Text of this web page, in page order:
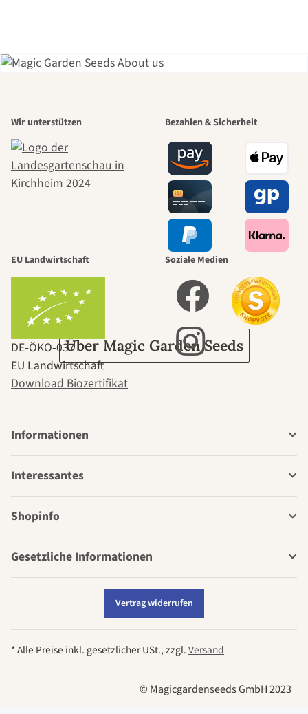
schönsten
Wege zu uns
selbst führt
durch den
Garten
Über Magic Garden Seeds
Wir unterstützen Bezahlen & Sicherheit
EU Landwirtschaft
DE‑ÖKO‑037
EU Landwirtschaft
Download Biozertifikat
Soziale Medien
Informationen
Interessantes
Shopinfo
Gesetzliche Informationen
Vertrag widerrufen
* Alle Preise inkl. gesetzlicher USt., zzgl.Versand
© Magicgardenseeds GmbH 2023